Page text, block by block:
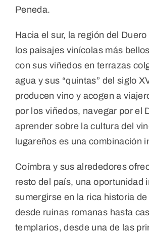
Peneda.
Hacia el sur, la región del
los paisajes vinícolas más
con sus viñedos en terrazas
agua y sus “quintas” del siglo
producen vino y acogen a
por los viñedos, navegar por el
aprender sobre la cultura del
lugareños es una combinación
Coímbra y sus alrededores
resto del país, una oportunidad
sumergirse en la rica historia
desde ruinas romanas hasta
templarios, desde una de las